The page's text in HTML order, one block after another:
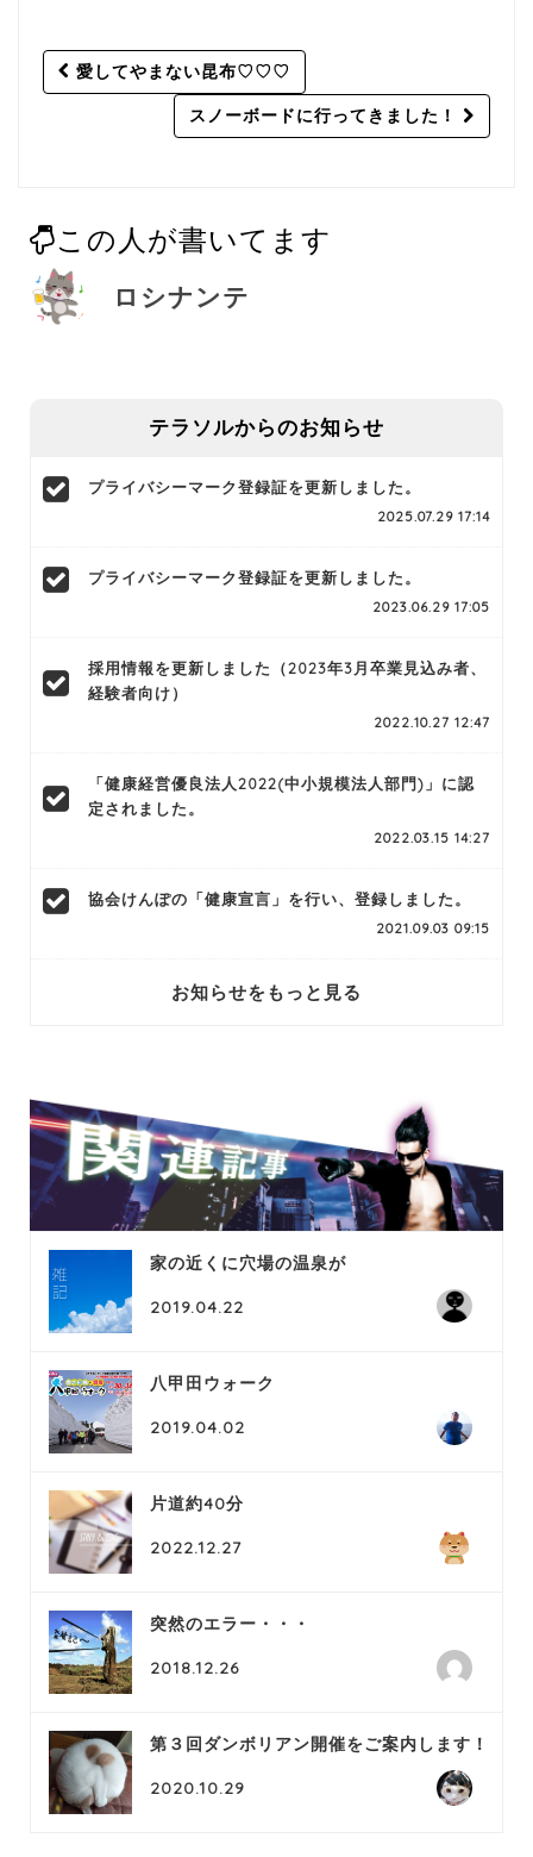
Post
navigation
愛してやまない昆布♡♡♡
スノーボードに行ってきました！
この人が書いてます
ロシナンテ
テラソルからのお知らせ
プライバシーマーク登録証を更新しました。
2025.07.29 17:14
プライバシーマーク登録証を更新しました。
2023.06.29 17:05
採用情報を更新しました（2023年3月卒業見込み者、
経験者向け）
2022.10.27 12:47
「健康経営優良法人2022(中小規模法人部門)」に認
定されました。
2022.03.15 14:27
協会けんぽの「健康宣言」を行い、登録しました。
2021.09.03 09:15
お知らせをもっと見る
家の近くに穴場の温泉が
2019.04.22
八甲田ウォーク
2019.04.02
片道約40分
2022.12.27
突然のエラー・・・
2018.12.26
第３回ダンボリアン開催をご案内します！
2020.10.29